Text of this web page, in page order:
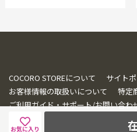
お気に入り
COCORO STOREについて サイト
お客様情報の取扱いについて
特定
ご利用ガイド・サポート/お問い合わ